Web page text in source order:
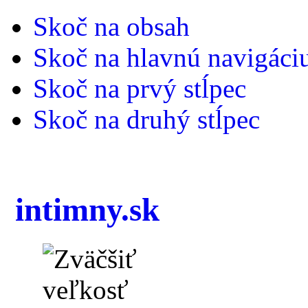
Skoč na obsah
Skoč na hlavnú
Skoč na prvý stĺpec
Skoč na druhý stĺpec
intimny.sk